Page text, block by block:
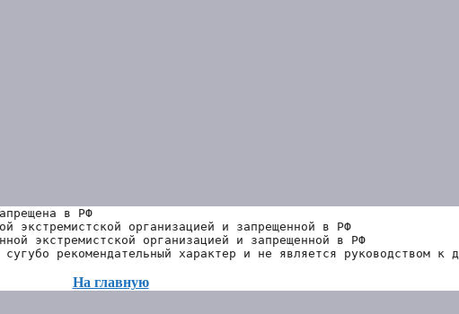
в РФ
экстремистской организацией и запрещенной в РФ
экстремистской организацией и запрещенной в РФ
рекомендательный характер и не является руководством к
На главную